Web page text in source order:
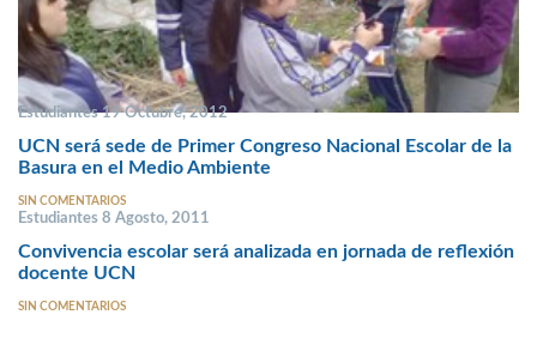
Estudiantes 19 Octubre, 2012
UCN será sede de Primer Congreso Nacional Escolar de la
Basura en el Medio Ambiente
SIN COMENTARIOS
Estudiantes 8 Agosto, 2011
Convivencia escolar será analizada en jornada de reflexión
docente UCN
SIN COMENTARIOS